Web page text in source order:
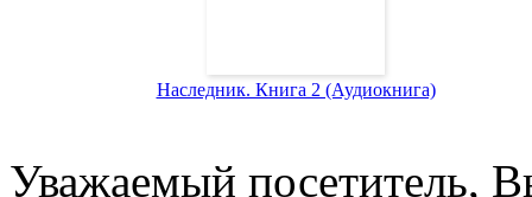
Наследник. Книга 2 (Аудиокнига)
Уважаемый посетитель,